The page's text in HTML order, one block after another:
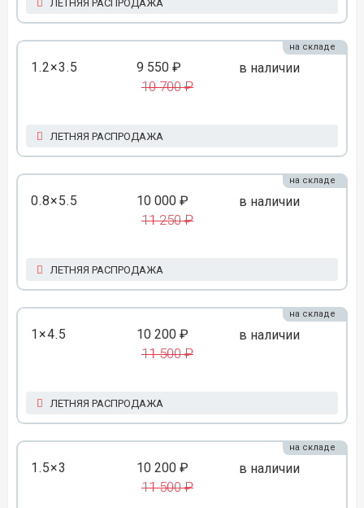
ЛЕТНЯЯ РАСПРОДАЖА
1.2×3.5 9 550 ₽
10 700 ₽
в наличии
на складе
ЛЕТНЯЯ РАСПРОДАЖА
0.8×5.5 10 000 ₽
11 250 ₽
в наличии
на складе
ЛЕТНЯЯ РАСПРОДАЖА
1×4.5 10 200 ₽
11 500 ₽
в наличии
на складе
ЛЕТНЯЯ РАСПРОДАЖА
1.5×3 10 200 ₽
11 500 ₽
в наличии
на складе